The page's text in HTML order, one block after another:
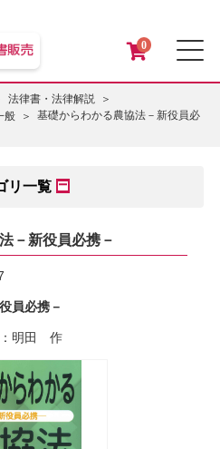
0
法律書・法律解説
般
基礎からわかる農協法－新役員必
リ一覧
－新役員必携－
員必携－
明田 作